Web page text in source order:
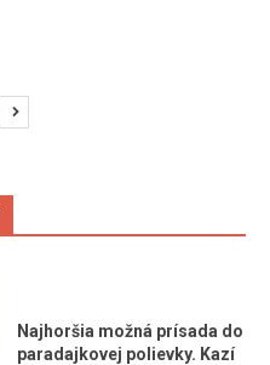
Najhoršia možná prísada do
paradajkovej polievky. Kazí